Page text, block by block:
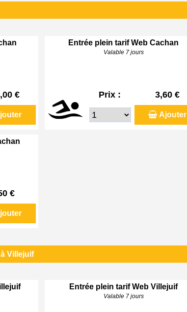
€
Entrée plein tarif Web Cachan
Valable 7 jours
Prix : 3,60 €
Ajouter
€
Villejuif
Entrée plein tarif Web Villejuif
Valable 7 jours